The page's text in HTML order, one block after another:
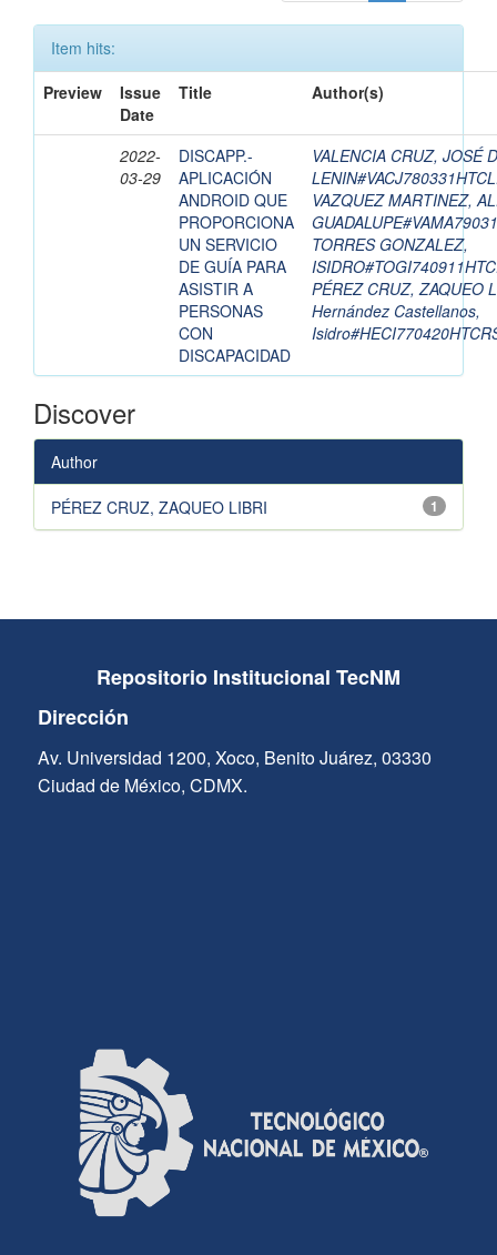
Item hits:
Preview
Issue
Date
Title Author(s)
2022-
03-29
DISCAPP.-
APLICACIÓN
ANDROID QUE
PROPORCIONA
UN SERVICIO
DE GUÍA PARA
ASISTIR A
PERSONAS
CON
DISCAPACIDAD
VALENCIA CRUZ, JOSÉ
VAZQUEZ MARTINEZ,
TORRES GONZALEZ,
PÉREZ CRUZ, ZAQUEO
Hernández Castellanos,
Discover
Author
1
PÉREZ CRUZ, ZAQUEO LIBRI
Repositorio Institucional TecNM
Dirección
Av. Universidad 1200, Xoco, Benito Juárez, 03330
Ciudad de México, CDMX.